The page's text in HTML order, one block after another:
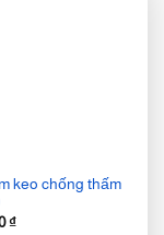
keo chống thấm
₫